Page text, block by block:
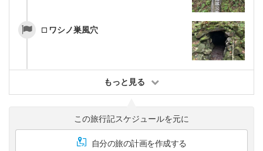
⬜︎ ワシノ巣風穴
もっと見る
この旅行記スケジュールを元に
自分の旅の計画を作成する